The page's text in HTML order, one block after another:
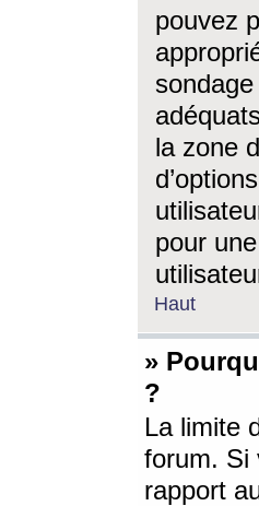
pouvez
la zone
pour
Haut
»
?
La limite
forum. Si
rapport